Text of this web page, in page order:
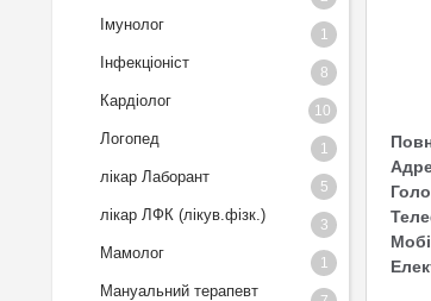
Імунолог
1
Інфекціоніст
8
Кардіолог
10
Логопед
1
лікар Лаборант
5
лікар ЛФК (лікув.фізк.)
3
Мамолог
1
Мануальний терапевт
Е